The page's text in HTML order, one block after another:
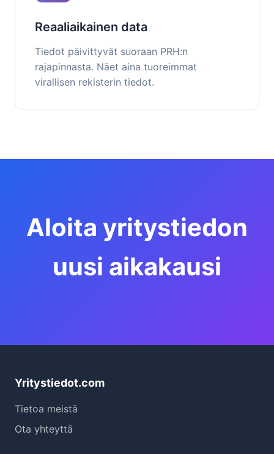
Reaaliaikainen data
Tiedot päivittyvät suoraan PRH:n
rajapinnasta. Näet aina tuoreimmat
virallisen rekisterin tiedot.
Aloita yritystiedon
uusi aikakausi
Yritystiedot.com
Tietoa meistä
Ota yhteyttä